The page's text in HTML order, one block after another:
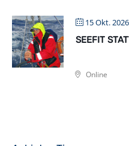
15 Okt. 2026
SEEFIT
Online